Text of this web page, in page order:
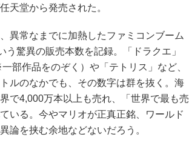
天堂から発売された。
異常なまでに加熱したファミコンブーム
驚異の販売本数を記録。「ドラクエ」
部作品をのぞく）や「テトリス」など、
ルのなかでも、その数字は群を抜く。海
で4,000万本以上も売れ、「世界で最も売
いる。今やマリオが正真正銘、ワールド
論を挟む余地などないだろう。